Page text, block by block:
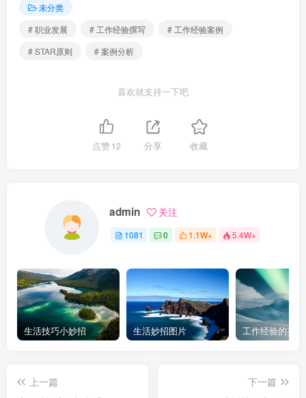
未分类
# 职业发展
# 工作经验撰写
# 工作经验案例
# STAR原则
# 案例分析
喜欢就支持一下吧
点赞12 分享 收藏
admin 关注
1081 0 1.1W+ 5.4W+
生活技巧小妙招 生活妙招图片 工作经验的英
上一篇
下一篇